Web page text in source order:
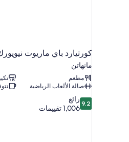
كورتيارد باي ماريوت
مانهاتن
مطعم
صالة الألعاب الرياضية
9.2
من
9.2 رائع
1,006 تقييمات